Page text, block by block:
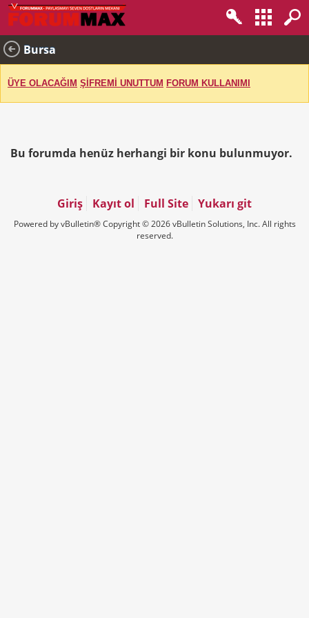
Bursa
ÜYE OLACAĞIM ŞİFREMİ UNUTTUM FORUM KULLANIMI
Bu forumda henüz herhangi bir konu bulunmuyor.
Giriş Kayıt ol Full Site Yukarı git
Powered by vBulletin® Copyright © 2026 vBulletin Solutions, Inc. All rights
reserved.